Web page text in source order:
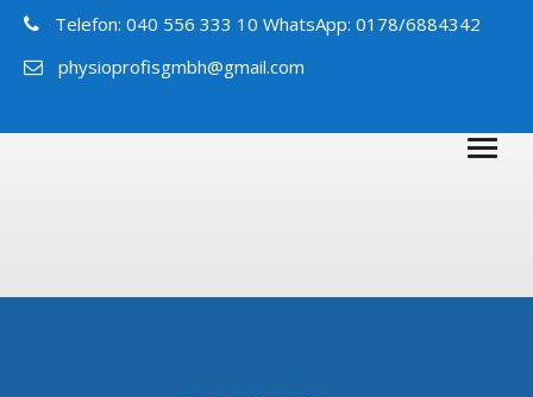
Telefon: 040 556 333 10 WhatsApp: 0178/6884342
physioprofisgmbh@gmail.com